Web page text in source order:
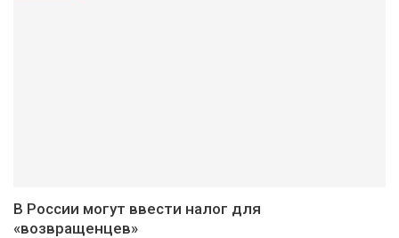
В России могут ввести налог для
«возвращенцев»